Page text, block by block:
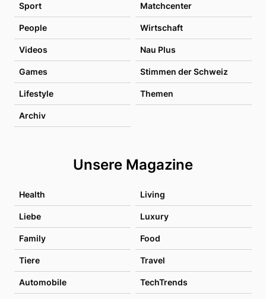
Sport Matchcenter
People Wirtschaft
Videos Nau Plus
Games Stimmen der Schweiz
Lifestyle Themen
Archiv
Unsere Magazine
Health Living
Liebe Luxury
Family Food
Tiere Travel
Automobile TechTrends